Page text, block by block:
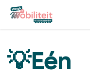
Overslaan naar inhoud
💡Eén